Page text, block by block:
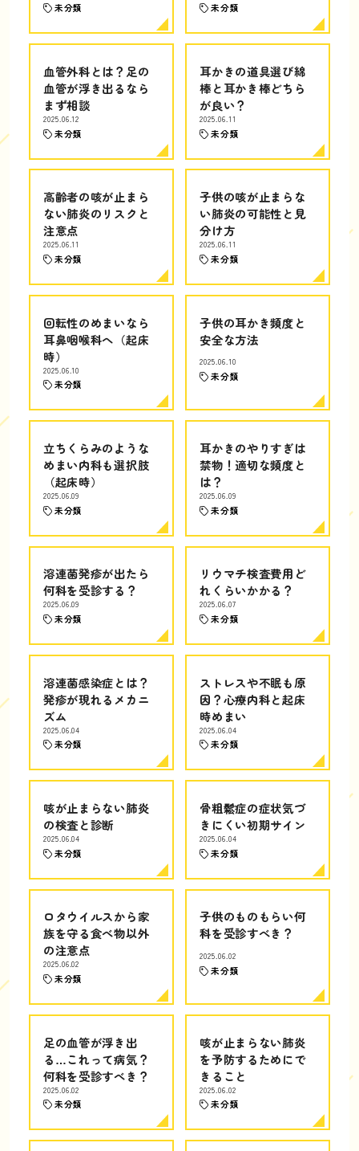
未分類 未分類
血管外科とは？足の
血管が浮き出るなら
まず相談
2025.06.12
未分類
耳かきの道具選び綿
棒と耳かき棒どちら
が良い？
2025.06.11
未分類
高齢者の咳が止まら
ない肺炎のリスクと
注意点
2025.06.11
未分類
子供の咳が止まらな
い肺炎の可能性と見
分け方
2025.06.11
未分類
回転性のめまいなら
耳鼻咽喉科へ（起床
時）
2025.06.10
未分類
子供の耳かき頻度と
安全な方法
2025.06.10
未分類
立ちくらみのような
めまい内科も選択肢
（起床時）
2025.06.09
未分類
耳かきのやりすぎは
禁物！適切な頻度と
は？
2025.06.09
未分類
溶連菌発疹が出たら
何科を受診する？
2025.06.09
未分類
リウマチ検査費用ど
れくらいかかる？
2025.06.07
未分類
溶連菌感染症とは？
発疹が現れるメカニ
ズム
2025.06.04
未分類
ストレスや不眠も原
因？心療内科と起床
時めまい
2025.06.04
未分類
咳が止まらない肺炎
の検査と診断
2025.06.04
未分類
骨粗鬆症の症状気づ
きにくい初期サイン
2025.06.04
未分類
ロタウイルスから家
族を守る食べ物以外
の注意点
2025.06.02
未分類
子供のものもらい何
科を受診すべき？
2025.06.02
未分類
足の血管が浮き出
る…これって病気？
何科を受診すべき？
2025.06.02
未分類
咳が止まらない肺炎
を予防するためにで
きること
2025.06.02
未分類